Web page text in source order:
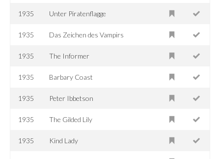
1935 Unter Piratenflagge
1935 Das Zeichen des Vampirs
1935 The Informer
1935 Barbary Coast
1935 Peter Ibbetson
1935 The Gilded Lily
1935 Kind Lady